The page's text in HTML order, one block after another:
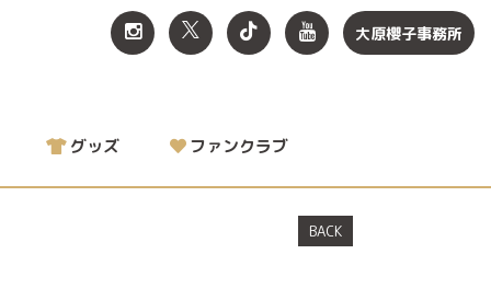
大原櫻子事務所
グッズ ファンクラブ
BACK